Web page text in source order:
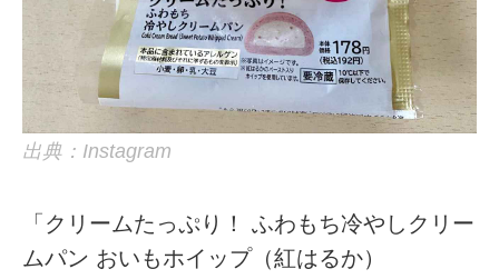
出典：Instagram
「クリームたっぷり！ ふわもち冷やしクリー
ムパン おいもホイップ（紅はるか）